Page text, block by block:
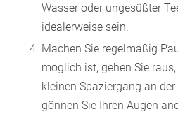
Wasser oder ungesüßter
idealerweise sein.
Machen Sie regelmäßig
möglich ist, gehen Sie
kleinen Spaziergang an
gönnen Sie Ihren Augen